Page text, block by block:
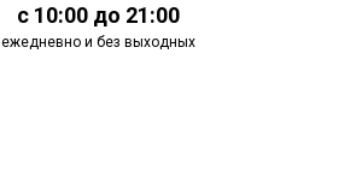
с 10:00 до 21:00
ежедневно и без выходных